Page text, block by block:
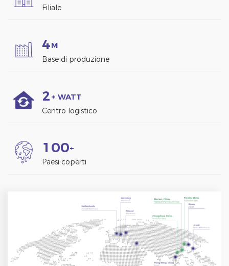
Filiale
4M
Base di produzione
2 + WATT
Centro logistico
1 00+
Paesi coperti